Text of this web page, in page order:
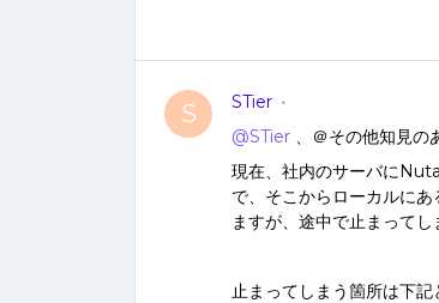
S STier
@STier 、＠その他知見の
現在、社内のサーバに
で、そこからローカルに
ますが、途中で止まってし
止まってしまう箇所は下記